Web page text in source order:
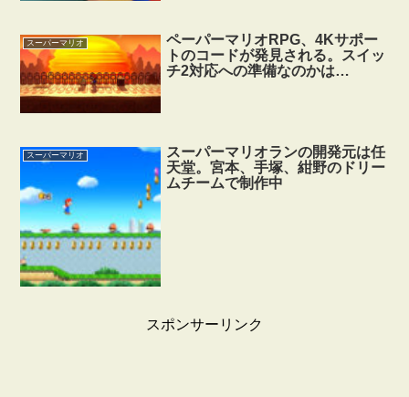
スーパーマリオ
ペーパーマリオRPG、4Kサポー
トのコードが発見される。スイッ
チ2対応への準備なのかは…
スーパーマリオ
スーパーマリオランの開発元は任
天堂。宮本、手塚、紺野のドリー
ムチームで制作中
スポンサーリンク